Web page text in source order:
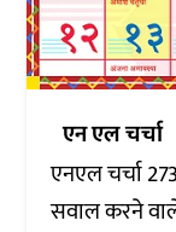
एन एल चर्चा
एनएल चर्चा
सवाल करने वाले